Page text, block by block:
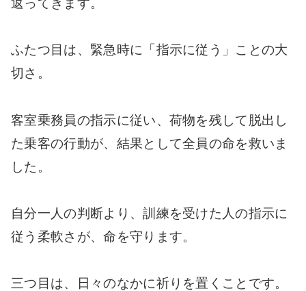
返ってきます。
ふたつ目は、緊急時に「指示に従う」ことの大
切さ。
客室乗務員の指示に従い、荷物を残して脱出し
た乗客の行動が、結果として全員の命を救いま
した。
自分一人の判断より、訓練を受けた人の指示に
従う柔軟さが、命を守ります。
三つ目は、日々のなかに祈りを置くことです。